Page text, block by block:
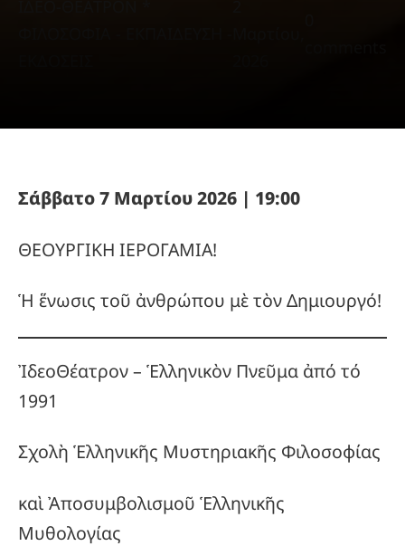
Σάββατο 7 Μαρτίου 2026 | 19:00
ΘΕΟΥΡΓΙΚΗ ΙΕΡΟΓΑΜΙΑ!
Ἡ ἕνωσις τοῦ ἀνθρώπου μὲ τὸν Δημιουργό!
ἸδεοΘέατρον – Ἑλληνικὸν Πνεῦμα ἀπό τό
1991
Σχολὴ Ἑλληνικῆς Μυστηριακῆς Φιλοσοφίας
καὶ Ἀποσυμβολισμοῦ Ἑλληνικῆς
Μυθολογίας